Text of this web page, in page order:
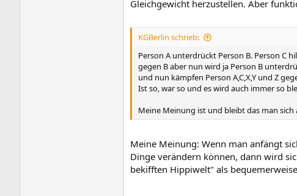
Gleichgewicht herzustellen. Aber
KGBerlin schrieb:
Person A unterdrückt Person B. Person C
gegen B aber nun wird ja Person B
und nun kämpfen Person A,C,X,Y und Z
Ist so, war so und es wird auch immer so
Meine Meinung ist und bleibt das man
Meine Meinung: Wenn man anfängt
Dinge verändern können, dann wird
bekifften Hippiwelt" als